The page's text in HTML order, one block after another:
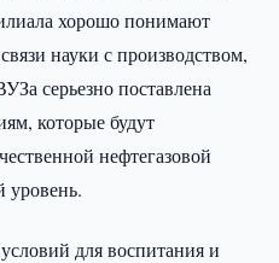
хорошо понимают
науки с производством,
серьезно поставлена
которые будут
нефтегазовой
уровень.
для воспитания и